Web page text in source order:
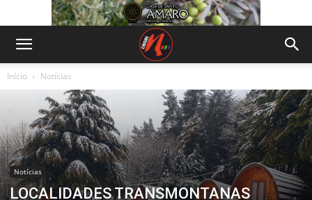
Início Notícias
Notícias
LOCALIDADES TRANSMONTANAS